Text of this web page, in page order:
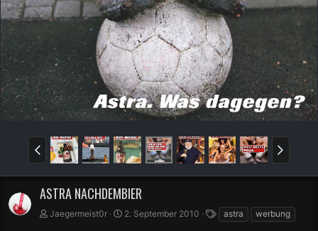
ASTRA NACHDEMBIER
Jaegermeist0r 2. September 2010
c
astra werbung